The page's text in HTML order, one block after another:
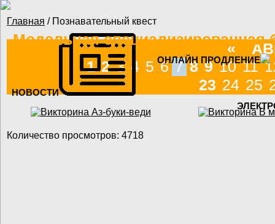
Перейти к основному содержанию
Модельная
НОВОСТИ
ОНЛАЙН ПРОДЛЕНИЕ
Вы здесь
Главная / Познавательный квест
«
1 2 3 4 5 6 7 8 9 10 11
23 24 25
Количество просмотров: 4718